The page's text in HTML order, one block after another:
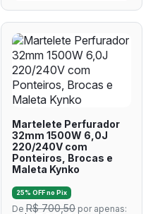
Martelete Perfurador
32mm 1500W 6,0J
220/240V com
Ponteiros, Brocas e
Maleta Kynko
25% OFF no Pix
De R$ 700,50 por apenas: